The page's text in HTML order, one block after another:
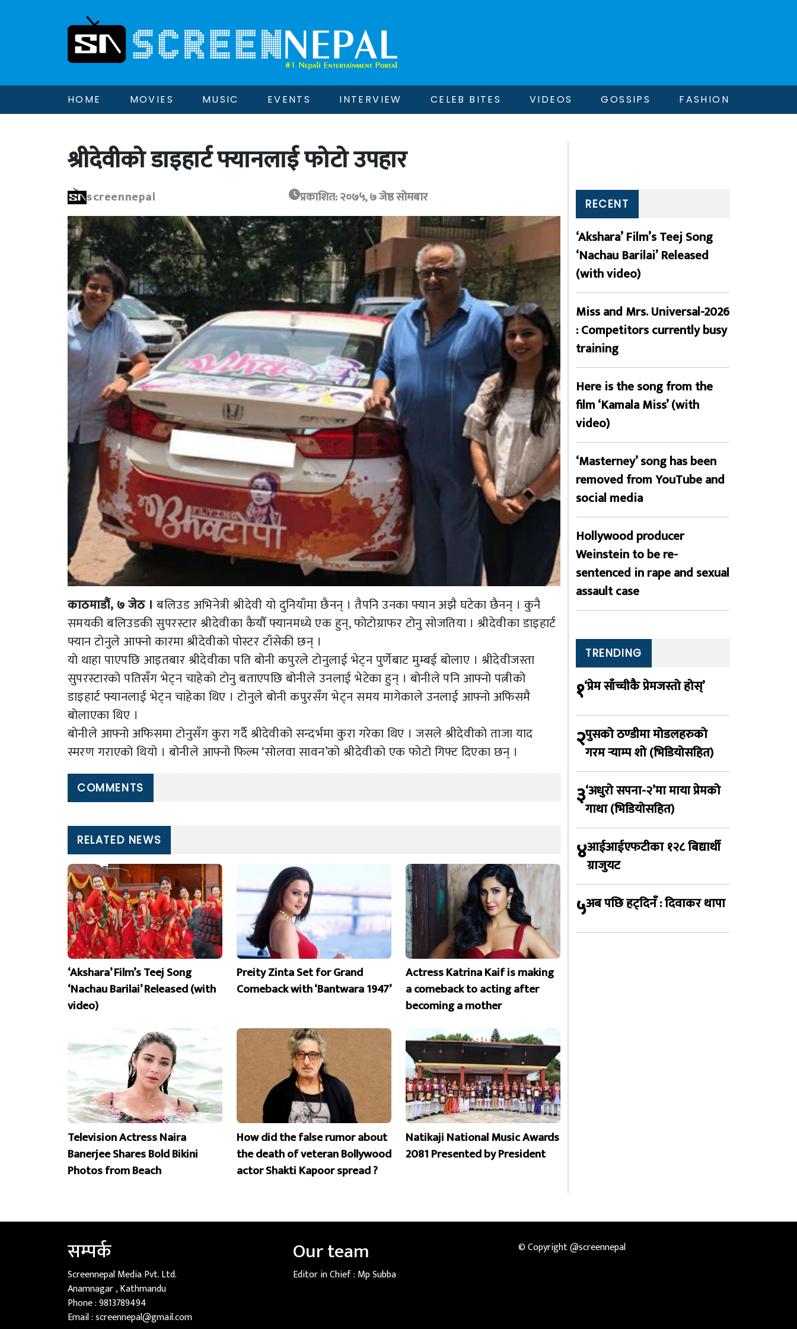
HOME MOVIES MUSIC EVENTS INTERVIEW CELEB BITES VIDEOS GOSSIPS FASHION
श्रीदेवीको डाइहार्ट फ्यानलाई फोटो उपहार
screennepal प्रकाशित: २०७५, ७ जेष्ठ सोमबार
काठमाडौं, ७ जेठ । बलिउड अभिनेत्री श्रीदेवी यो दुनियाँमा छैनन् । तैपनि उनका फ्यान अझै घटेका छैनन् । कुनै
समयकी बलिउडकी सुपरस्टार श्रीदेवीका कैयौँ फ्यानमध्ये एक हुन्, फोटोग्राफर टोनु सोजतिया । श्रीदेवीका डाइहार्ट
फ्यान टोनुले आफ्नो कारमा श्रीदेवीको पोस्टर टाँसेकी छन् ।
यो थाहा पाएपछि आइतबार श्रीदेवीका पति बोनी कपुरले टोनुलाई भेट्न पुर्णेबाट मुम्बई बोलाए । श्रीदेवीजस्ता
सुपरस्टारको पतिसँग भेट्न चाहेको टोनु बताएपछि बोनीले उनलाई भेटेका हुन् । बोनीले पनि आफ्नो पत्नीको
डाइहार्ट फ्यानलाई भेट्न चाहेका थिए । टोनुले बोनी कपुरसँग भेट्न समय मागेकाले उनलाई आफ्नो अफिसमै
बोलाएका थिए ।
बोनीले आफ्नो अफिसमा टोनुसँग कुरा गर्दै श्रीदेवीको सन्दर्भमा कुरा गरेका थिए । जसले श्रीदेवीको ताजा याद
स्मरण गराएको थियो । बोनीले आफ्नो फिल्म ‘सोलवा सावन’को श्रीदेवीको एक फोटो गिफ्ट दिएका छन् ।
COMMENTS
RELATED NEWS
‘Akshara’ Film’s Teej Song
‘Nachau Barilai’ Released (with
video)
Preity Zinta Set for Grand
Comeback with ‘Bantwara 1947’
Actress Katrina Kaif is making
a comeback to acting after
becoming a mother
Television Actress Naira
Banerjee Shares Bold Bikini
Photos from Beach
How did the false rumor about
the death of veteran Bollywood
actor Shakti Kapoor spread ?
Natikaji National Music Awards
2081 Presented by President
RECENT
‘Akshara’ Film’s Teej Song
‘Nachau Barilai’ Released
(with video)
Miss and Mrs. Universal-2026
: Competitors currently busy
training
Here is the song from the
film ‘Kamala Miss’ (with
video)
‘Masterney’ song has been
removed from YouTube and
social media
Hollywood producer
Weinstein to be re-
sentenced in rape and sexual
assault case
TRENDING
१‘प्रेम साँच्चीकै प्रेमजस्तो होस्’
२पुसको ठण्डीमा मोडलहरुको
गरम र्‍याम्प शो (भिडियोसहित)
३‘अधुरो सपना-२’मा माया प्रेमको
गाथा (भिडियोसहित)
४आईआईएफटीका १२८ बिद्यार्थी
ग्राजुयट
५अब पछि हट्दिनँ : दिवाकर थापा
सम्पर्क
Screennepal Media Pvt. Ltd.
Anamnagar , Kathmandu
Phone :9813789494
Email :screennepal@gmail.com
Our team
Editor in Chief : Mp Subba
© Copyright @screennepal